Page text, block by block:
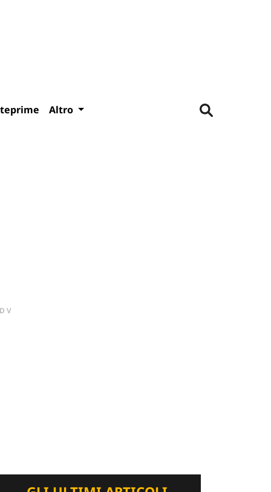
Altro